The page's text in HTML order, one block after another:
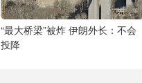
“最大桥梁”被炸 伊朗外长：不会
投降